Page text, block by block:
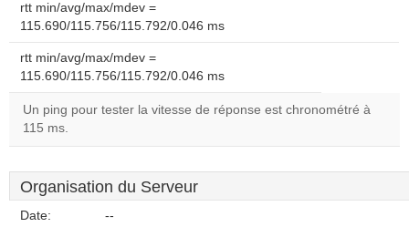
rtt min/avg/max/mdev =
115.690/115.756/115.792/0.046 ms
rtt min/avg/max/mdev =
115.690/115.756/115.792/0.046 ms
Un ping pour tester la vitesse de réponse est chronométré à
115 ms.
Organisation du Serveur
Date: --